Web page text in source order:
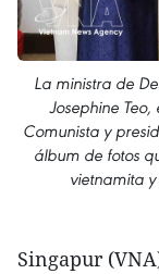
La ministra de
Josephine
Comunista y
álbum de fotos
vietnamita
Singapur